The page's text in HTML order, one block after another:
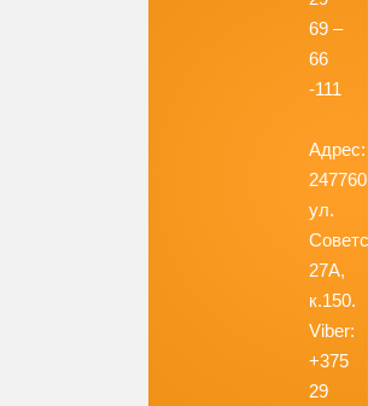
69 –
66
-111
Адрес:
ул.
27А,
к.150.
Viber:
+375
29